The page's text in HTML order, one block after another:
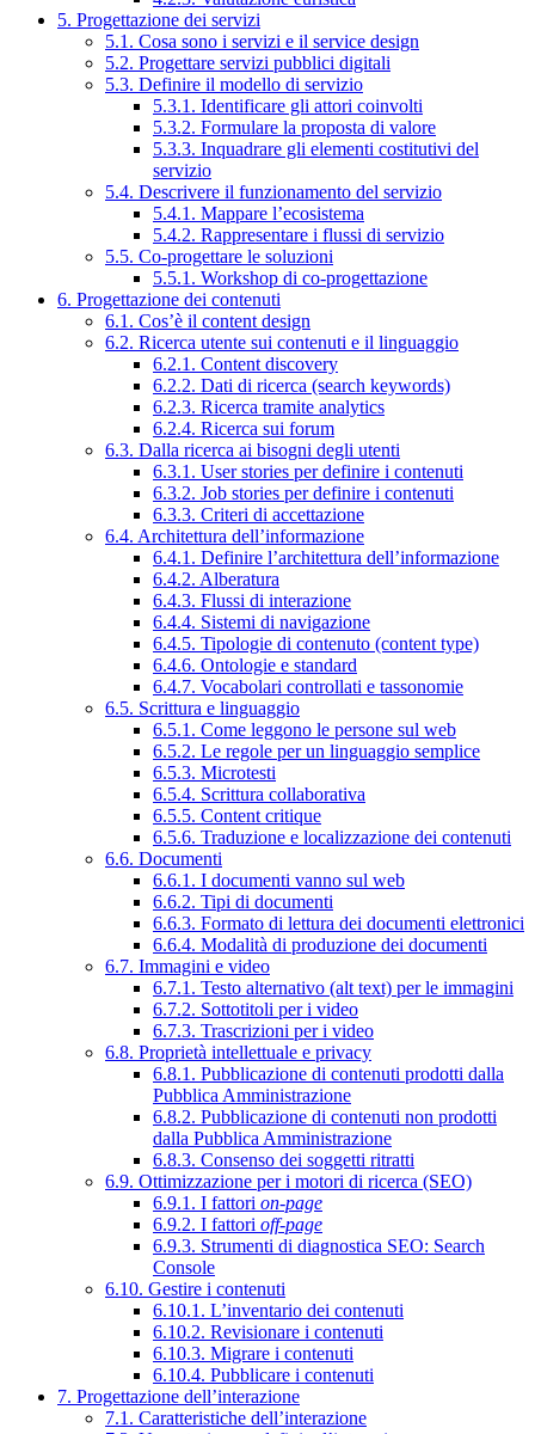
5. Progettazione dei servizi
5.1. Cosa sono i servizi e il service design
5.2. Progettare servizi pubblici digitali
5.3. Definire il modello di servizio
5.3.1. Identificare gli attori coinvolti
5.3.2. Formulare la proposta di valore
5.3.3. Inquadrare gli elementi costitutivi del
servizio
5.4. Descrivere il funzionamento del servizio
5.4.1. Mappare l’ecosistema
5.4.2. Rappresentare i flussi di servizio
5.5. Co-progettare le soluzioni
5.5.1. Workshop di co-progettazione
6. Progettazione dei contenuti
6.1. Cos’è il content design
6.2. Ricerca utente sui contenuti e il linguaggio
6.2.1. Content discovery
6.2.2. Dati di ricerca (search keywords)
6.2.3. Ricerca tramite analytics
6.2.4. Ricerca sui forum
6.3. Dalla ricerca ai bisogni degli utenti
6.3.1. User stories per definire i contenuti
6.3.2. Job stories per definire i contenuti
6.3.3. Criteri di accettazione
6.4. Architettura dell’informazione
6.4.1. Definire l’architettura dell’informazione
6.4.2. Alberatura
6.4.3. Flussi di interazione
6.4.4. Sistemi di navigazione
6.4.5. Tipologie di contenuto (content type)
6.4.6. Ontologie e standard
6.4.7. Vocabolari controllati e tassonomie
6.5. Scrittura e linguaggio
6.5.1. Come leggono le persone sul web
6.5.2. Le regole per un linguaggio semplice
6.5.3. Microtesti
6.5.4. Scrittura collaborativa
6.5.5. Content critique
6.5.6. Traduzione e localizzazione dei contenuti
6.6. Documenti
6.6.1. I documenti vanno sul web
6.6.2. Tipi di documenti
6.6.3. Formato di lettura dei documenti elettronici
6.6.4. Modalità di produzione dei documenti
6.7. Immagini e video
6.7.1. Testo alternativo (alt text) per le immagini
6.7.2. Sottotitoli per i video
6.7.3. Trascrizioni per i video
6.8. Proprietà intellettuale e privacy
6.8.1. Pubblicazione di contenuti prodotti dalla
Pubblica Amministrazione
6.8.2. Pubblicazione di contenuti non prodotti
dalla Pubblica Amministrazione
6.8.3. Consenso dei soggetti ritratti
6.9. Ottimizzazione per i motori di ricerca (SEO)
6.9.1. I fattori on-page
6.9.2. I fattori off-page
6.9.3. Strumenti di diagnostica SEO: Search
Console
6.10. Gestire i contenuti
6.10.1. L’inventario dei contenuti
6.10.2. Revisionare i contenuti
6.10.3. Migrare i contenuti
6.10.4. Pubblicare i contenuti
7. Progettazione dell’interazione
7.1. Caratteristiche dell’interazione